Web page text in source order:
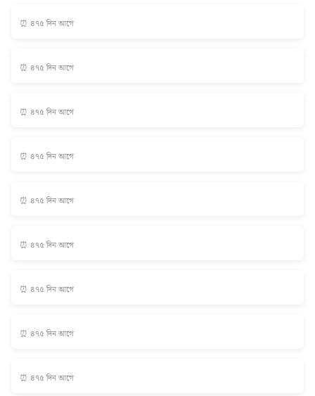
⏰ ৪৭৫ দিন আগে
⏰ ৪৭৫ দিন আগে
⏰ ৪৭৫ দিন আগে
⏰ ৪৭৫ দিন আগে
⏰ ৪৭৫ দিন আগে
⏰ ৪৭৫ দিন আগে
⏰ ৪৭৫ দিন আগে
⏰ ৪৭৫ দিন আগে
⏰ ৪৭৫ দিন আগে